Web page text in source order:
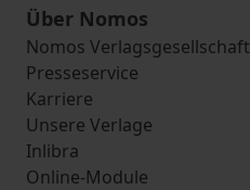
Über Nomos
Nomos Verlagsgesellschaft
Presseservice
Karriere
Unsere Verlage
Inlibra
Online-Module